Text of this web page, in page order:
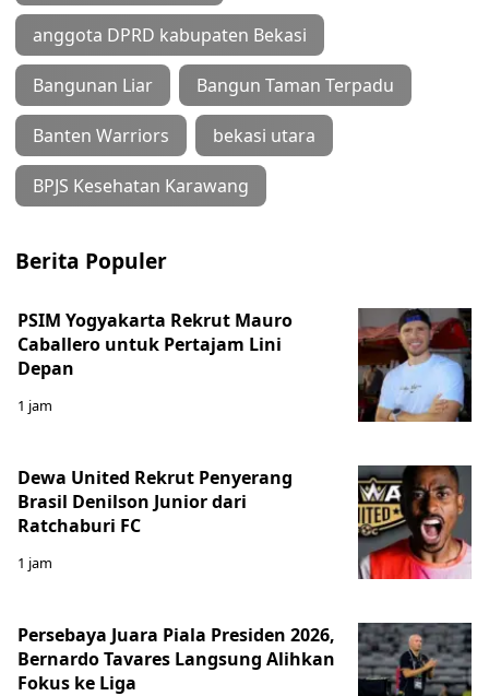
anggota DPRD kabupaten Bekasi
Bangunan Liar Bangun Taman Terpadu
Banten Warriors bekasi utara
BPJS Kesehatan Karawang
Berita Populer
PSIM Yogyakarta Rekrut Mauro
Caballero untuk Pertajam Lini
Depan
1 jam
Dewa United Rekrut Penyerang
Brasil Denilson Junior dari
Ratchaburi FC
1 jam
Persebaya Juara Piala Presiden 2026,
Bernardo Tavares Langsung Alihkan
Fokus ke Liga